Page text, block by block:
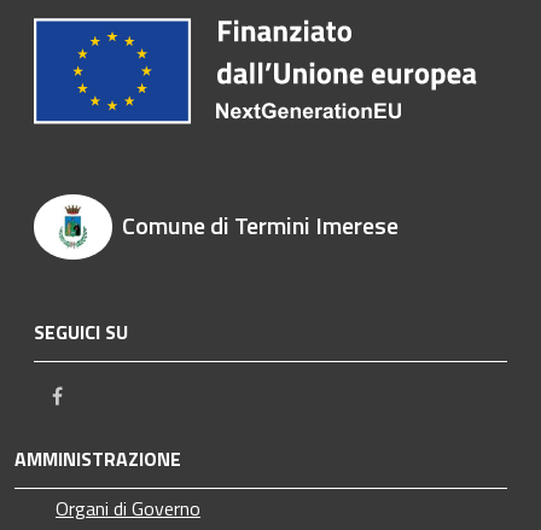
Comune di Termini Imerese
SEGUICI SU
AMMINISTRAZIONE
Organi di Governo